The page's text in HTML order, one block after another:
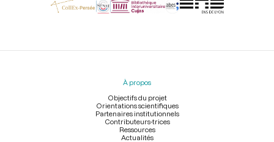
Menu
À propos
Objectifs du projet
Orientations scientifiques
Partenaires institutionnels
Contributeurs-trices
Ressources
Actualités